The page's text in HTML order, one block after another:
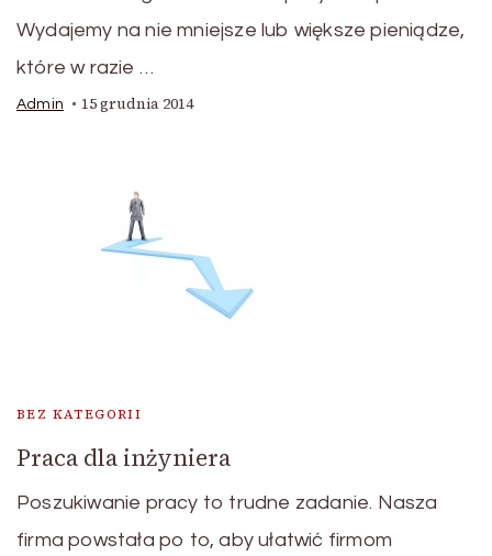
Wydajemy na nie mniejsze lub większe pieniądze,
które w razie …
Admin 15 grudnia 2014
BEZ KATEGORII
Praca dla inżyniera
Poszukiwanie pracy to trudne zadanie. Nasza
firma powstała po to, aby ułatwić firmom